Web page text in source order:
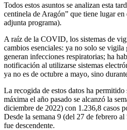
Todos estos asuntos se analizan esta
centinela de Aragón” que tiene lugar
adjunta programa).
A raíz de la COVID, los sistemas de
cambios esenciales: ya no solo se
generan infecciones respiratorias; ha
notificación al utilizarse sistemas
ya no es de octubre a mayo, sino
La recogida de estos datos ha
máxima el año pasado se alcanzó la
diciembre de 2022) con 1.236,8 casos
Desde la semana 9 (del 27 de febrero
fue descendente.